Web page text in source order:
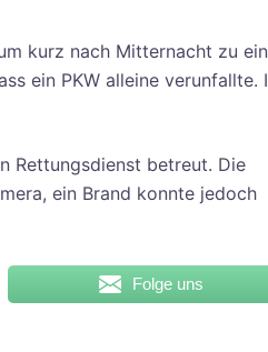
kurz nach Mitternacht zu
ein PKW alleine verunfallte.
Rettungsdienst betreut. Die
ein Brand konnte jedoch
Folge uns